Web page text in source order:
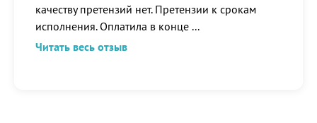
качеству претензий нет. Претензии к срокам
исполнения. Оплатила в конце ...
Читать весь отзыв